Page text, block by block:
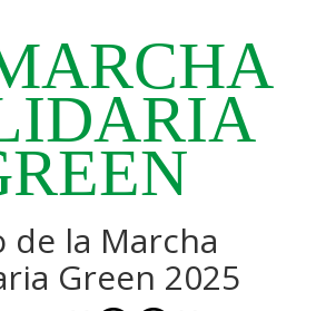
de la Marcha
Green 2025